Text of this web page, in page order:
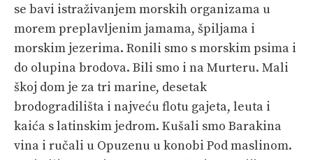
se bavi istraživanjem morskih organizama u
morem preplavljenim jamama, špiljama i
morskim jezerima. Ronili smo s morskim psima i
do olupina brodova. Bili smo i na Murteru. Mali
škoj dom je za tri marine, desetak
brodogradilišta i najveću flotu gajeta, leuta i
kaića s latinskim jedrom. Kušali smo Barakina
vina i ručali u Opuzenu u konobi Pod maslinom.